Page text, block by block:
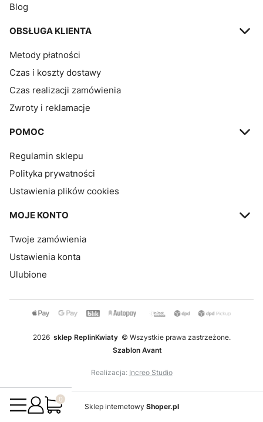
Blog
OBSŁUGA KLIENTA
Metody płatności
Czas i koszty dostawy
Czas realizacji zamówienia
Zwroty i reklamacje
POMOC
Regulamin sklepu
Polityka prywatności
Ustawienia plików cookies
MOJE KONTO
Twoje zamówienia
Ustawienia konta
Ulubione
2026 sklep ReplinKwiaty © Wszystkie prawa zastrzeżone.
Szablon Avant
Realizacja: Increo Studio
Sklep internetowy Shoper.pl
Produkty w koszyku: 0. Zobacz szczegóły